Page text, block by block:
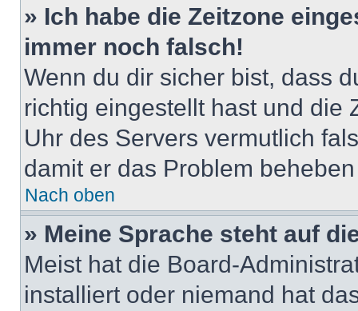
» Ich habe die Zeitzone
immer noch falsch!
Wenn du dir sicher bist, dass
richtig eingestellt hast und die
Uhr des Servers vermutlich
damit er das Problem
Nach oben
» Meine Sprache steht auf
Meist hat die Board-
installiert oder niemand hat